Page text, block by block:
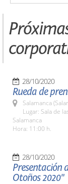
28/10/2020
Rueda de
Salamanca
Lugar: Sala de
Salamanca
Hora: 11:00 h.
28/10/2020
Presentación
Otoños 2020"